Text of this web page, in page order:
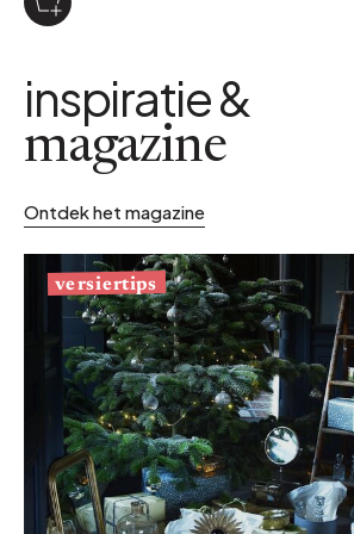
inspiratie &
magazine
Ontdek het magazine
versiertips